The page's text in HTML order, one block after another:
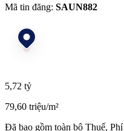
Mã tin đăng: SAUN882
5,72 tỷ
79,60 triệu/m²
Đã bao gồm toàn bộ Thuế, Phí